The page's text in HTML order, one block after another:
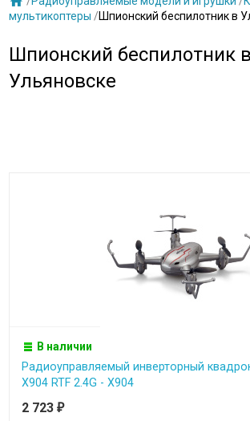
мультикоптеры /Шпионский беспилотник в
Шпионский беспилотник в
Ульяновске
В наличии
Радиоуправляемый инверторный
X904 RTF 2.4G - X904
2 723 ₽